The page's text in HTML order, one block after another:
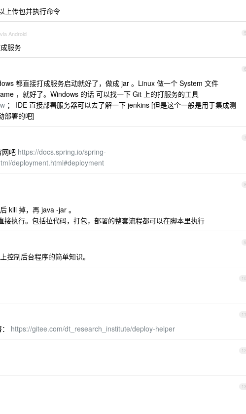
上传包并执行命令
5
Android
服务
6
都直接打成服务启动就好了，做成 jar 。Linux 做一个 System 文件
，就好了。Windows 的话 可以找一下 Git 上的打服务的工具
； IDE 直接部署服务器可以去了解一下 jenkins [但是这个一般是用于集成测
部署的吧]
7
网吧 https://docs.spring.io/spring-
deployment.html#deployment
8
kill 掉，再 java -jar 。
接执行。包括拉代码，打包，部署的整套流程都可以在脚本里执行
9
控制后台程序的简单知识。
10
11
https://gitee.com/dt_research_institute/deploy-helper
12
13